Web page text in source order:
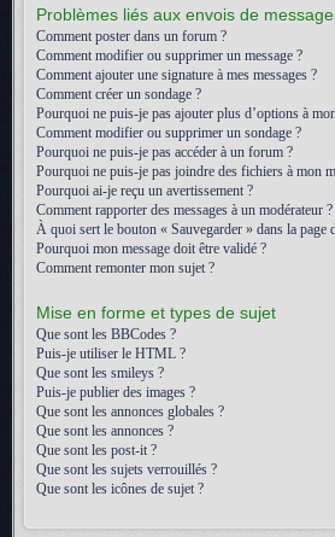
Problèmes liés aux envois de
Comment poster dans un forum ?
Comment modifier ou supprimer un message ?
Comment ajouter une signature à mes messages ?
Comment créer un sondage ?
Pourquoi ne puis-je pas ajouter plus d’options à
Comment modifier ou supprimer un sondage ?
Pourquoi ne puis-je pas accéder à un forum ?
Pourquoi ne puis-je pas joindre des fichiers à mon
Pourquoi ai-je reçu un avertissement ?
Comment rapporter des messages à un modérateur ?
À quoi sert le bouton « Sauvegarder » dans la page
Pourquoi mon message doit être validé ?
Comment remonter mon sujet ?
Mise en forme et types de sujet
Que sont les BBCodes ?
Puis-je utiliser le HTML ?
Que sont les smileys ?
Puis-je publier des images ?
Que sont les annonces globales ?
Que sont les annonces ?
Que sont les post-it ?
Que sont les sujets verrouillés ?
Que sont les icônes de sujet ?